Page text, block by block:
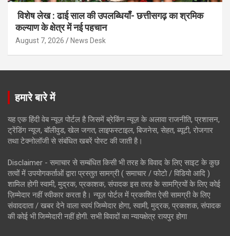
विशेष लेख : ढाई साल की उपलब्धियाँ- छत्तीसगढ़ का श्रमिक
कल्याण के क्षेत्र में नई पहचान
August 7, 2026 News Desk
हमारे बारे में
यह एक हिंदी वेब न्यूज़ पोर्टल है जिसमें ब्रेकिंग न्यूज़ के अलावा राजनीति, प्रशासन,
ट्रेंडिंग न्यूज, बॉलीवुड, खेल जगत, लाइफस्टाइल, बिजनेस, सेहत, ब्यूटी, रोजगार
तथा टेक्नोलॉजी से संबंधित खबरें पोस्ट की जाती है।
Disclaimer - समाचार से सम्बंधित किसी भी तरह के विवाद के लिए साइट के कुछ
तत्वों में उपयोगकर्ताओं द्वारा प्रस्तुत सामग्री ( समाचार / फोटो / विडियो आदि )
शामिल होगी स्वामी, मुद्रक, प्रकाशक, संपादक इस तरह के सामग्रियों के लिए कोई
ज़िम्मेदार नहीं स्वीकार करता है। न्यूज़ पोर्टल में प्रकाशित ऐसी सामग्री के लिए
संवाददाता / खबर देने वाला स्वयं जिम्मेदार होगा, स्वामी, मुद्रक, प्रकाशक, संपादक
की कोई भी जिम्मेदारी नहीं होगी. सभी विवादों का न्यायक्षेत्र रायपुर होगा